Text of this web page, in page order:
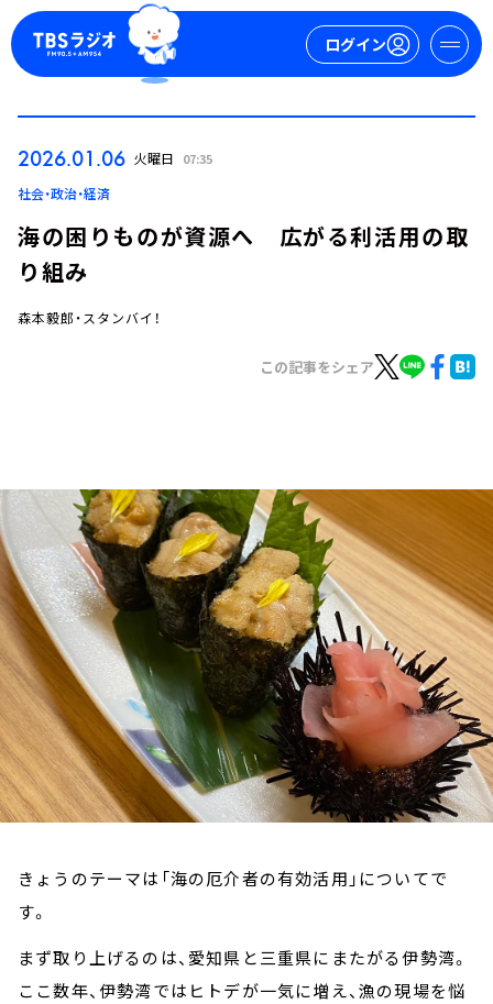
ログイン
お知らせ
イベント・グッズ
YouTube
会社情報
2026.01.06 火曜日 07:35
社会・政治・経済
海の困りものが資源へ 広がる利活用の取
り組み
森本毅郎・スタンバイ！
この記事をシェア
きょうのテーマは「海の厄介者の有効活用」についてで
す。
まず取り上げるのは、愛知県と三重県にまたがる伊勢湾。
ここ数年、伊勢湾ではヒトデが一気に増え、漁の現場を悩